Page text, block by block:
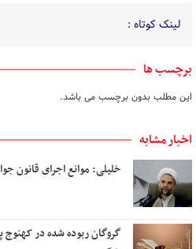
لینک کوتاه :
برچسب ها
این مطلب بدون برچسب می باشد.
اخبار مشابه
خلیلی: موانع اجرای قانون